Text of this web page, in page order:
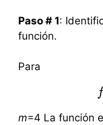
Paso # 1:
función.
Para
f
m=4 La función